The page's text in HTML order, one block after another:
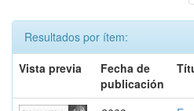
Resultados por ítem:
Vista previa
Fecha de
publicación